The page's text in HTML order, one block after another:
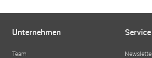
Unternehmen
Team
Service